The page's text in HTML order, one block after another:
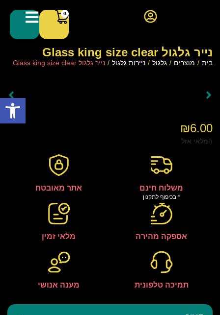
0
נייר גלגול Glass king size clear
בית / מוצרים / גלגול / ניירות גלגול / נייר גלגול Glass king size clear
₪6.00
המלאי אזל
משלוח חינם
* בכיפוף לתקנון
אתר מאובטח
אספקה מהירה מלאי זמין
תמיכה טלפונית מענה אנושי
פתח